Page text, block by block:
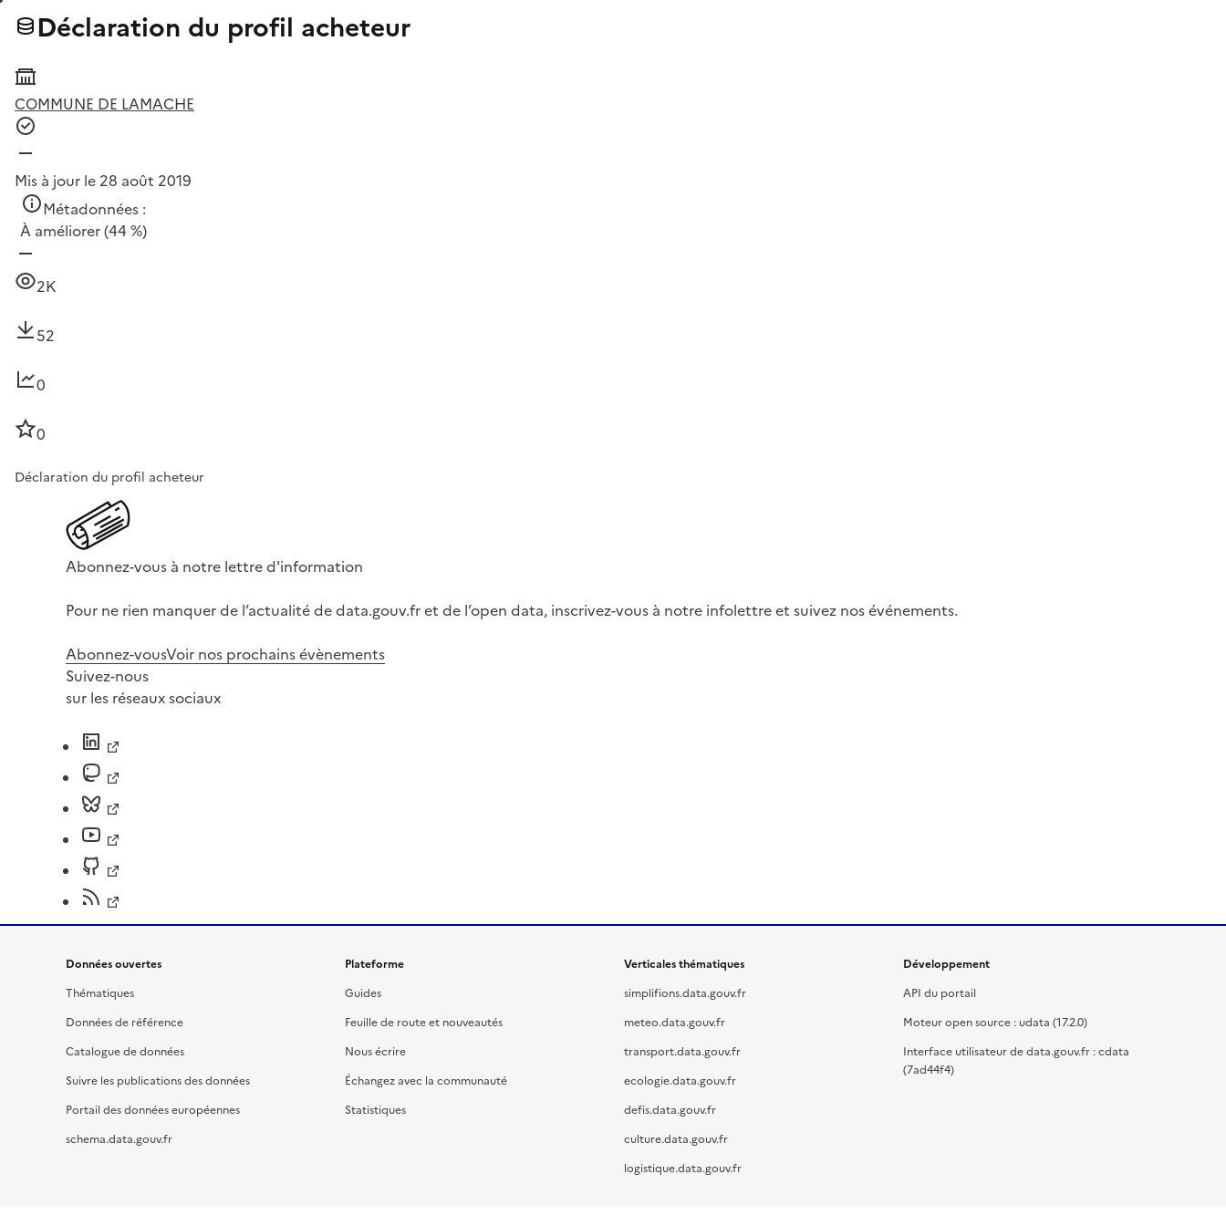
Déclaration du profil acheteur
COMMUNE DE LAMACHE
Mis à jour le 28 août 2019
Métadonnées :
À améliorer(44 %)
2K
52
0
0
Déclaration du profil acheteur
Abonnez-vous à notre lettre d'information
Pour ne rien manquer de l’actualité de data.gouv.fr et de l’open data, inscrivez-vous à notre infolettre et suivez nos événements.
Abonnez-vousVoir nos prochains évènements
Suivez-nous
sur les réseaux sociaux
Données ouvertes
Thématiques
Données de référence
Catalogue de données
Suivre les publications des données
Portail des données européennes
schema.data.gouv.fr
Plateforme
Guides
Feuille de route et nouveautés
Nous écrire
Échangez avec la communauté
Statistiques
Verticales thématiques
simplifions.data.gouv.fr
meteo.data.gouv.fr
transport.data.gouv.fr
ecologie.data.gouv.fr
defis.data.gouv.fr
culture.data.gouv.fr
logistique.data.gouv.fr
Développement
API du portail
Moteur open source : udata (17.2.0)
Interface utilisateur de data.gouv.fr : cdata
(7ad44f4)